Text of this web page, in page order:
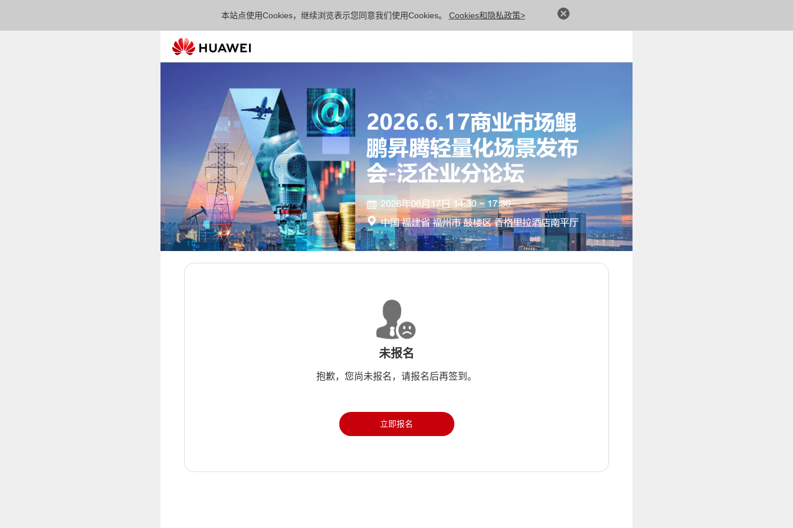
本站点使用Cookies，继续浏览表示您同意我们使用Cookies。 Cookies和隐私政策>
未报名
抱歉，您尚未报名，请报名后再签到。
立即报名